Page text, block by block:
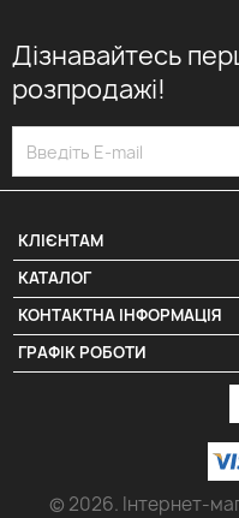
Дізнавайтесь
розпродажі!
КЛІЄНТАМ
КАТАЛОГ
КОНТАКТНА ІНФОРМАЦІЯ
ГРАФІК РОБОТИ
© 2026. Інтернет-